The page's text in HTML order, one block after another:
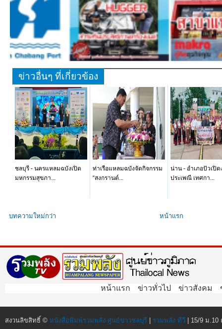
ข่าวอื่นๆ ที่เกี่ยวข้อง
ชลบุรี - นครแหลมฉบังเปิด
มหกรรมสุขภา...
ท่าเรือแหลมฉบังจัดกิจกรรม
“สงกรานต์...
น่าน - อำเภอปัวเปิด
ประเพณี เทศกา...
บทความใหม่กว่า หน้าแรก
หน้าแรก ข่าวทั่วไป ข่าวสังคม
สงวนลิขสิทธิ์ © หนังสือพิมพ์รวมพลัง ศูนย์ข่าวชลบุรี | รวมพลัง ทีวี | 15/9 ม.10